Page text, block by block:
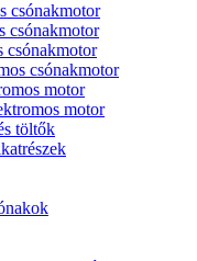
csónakmotor
csónakmotor
csónakmotor
csónakmotor
motor
motor
töltők